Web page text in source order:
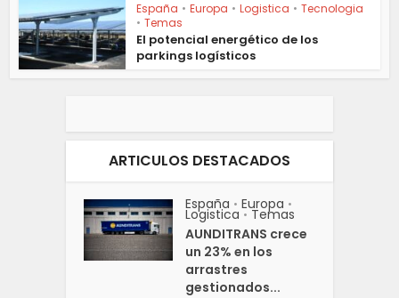
España • Europa • Logistica • Tecnologia
• Temas
El potencial energético de los
parkings logísticos
ARTICULOS DESTACADOS
España • Europa •
Logistica • Temas
AUNDITRANS crece
un 23% en los
arrastres
gestionados...